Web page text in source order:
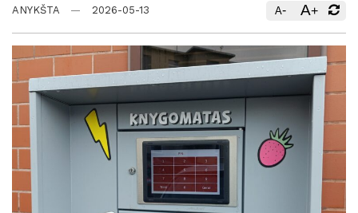
ANYKŠTA 2026-05-13 A- A+